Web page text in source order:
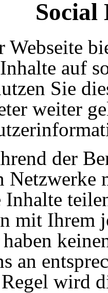
Social
Webseite
auf
Sie
weiter
der
Inhalte
mit Ihrem
an
wird